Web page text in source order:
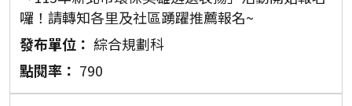
囉！請轉知各里及社區踴躍推薦報名~
綜合規劃科
790